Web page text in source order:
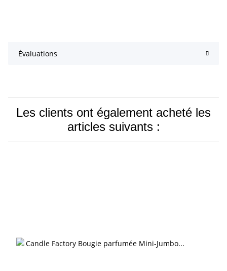
Évaluations
Les clients ont également acheté les
articles suivants :